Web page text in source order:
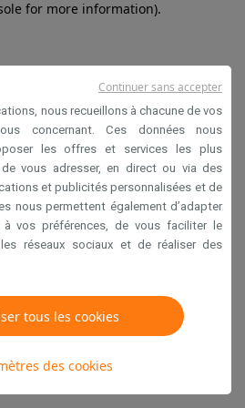
for more information).
nous recueillons à chacune de vos
concernant. Ces données nous
les offres et services les plus
vous adresser, en direct ou via des
et publicités personnalisées et de
nous permettent également d’adapter
vos préférences, de vous faciliter le
réseaux sociaux et de réaliser des
tous les cookies
des cookies
Continuer sans accepter